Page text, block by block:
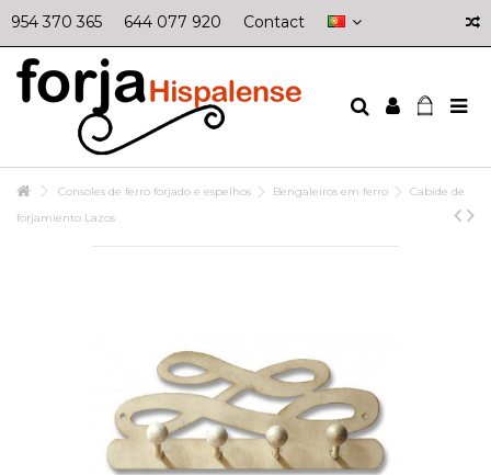
954 370 365 644 077 920 Contact
Consoles de ferro forjado e espelhos Bengaleiros em ferro
Cabide de
forjamiento Lazos